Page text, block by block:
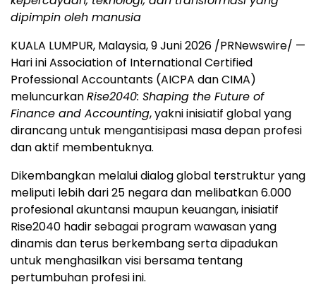
dipimpin oleh manusia
KUALA LUMPUR, Malaysia,9 Juni 2026 /PRNewswire/ —
Hari ini Association of International Certified
Professional Accountants (AICPA dan CIMA)
meluncurkanRise2040: Shaping the Future of
Finance and Accounting, yakni inisiatif global yang
dirancang untuk mengantisipasi masa depan profesi
dan aktif membentuknya.
Dikembangkan melalui dialog global terstruktur yang
meliputi lebih dari 25 negara dan melibatkan 6.000
profesional akuntansi maupun keuangan, inisiatif
Rise2040 hadir sebagai program wawasan yang
dinamis dan terus berkembang serta dipadukan
untuk menghasilkan visi bersama tentang
pertumbuhan profesi ini.